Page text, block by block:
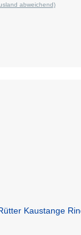
abweichend)